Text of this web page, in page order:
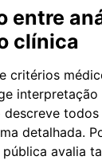
entre
clínica
critérios
interpretação
descreve
detalhada.
avalia